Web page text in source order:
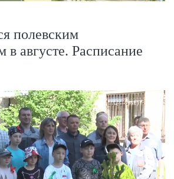
полевским
в августе. Расписание